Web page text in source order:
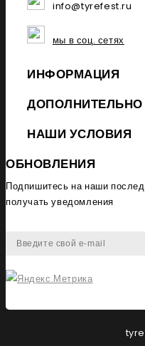
info@tyrefest.ru
мы в соц. сетях
ИНФОРМАЦИЯ
ДОПОЛНИТЕЛЬНО
НАШИ УСЛОВИЯ
ОБНОВЛЕНИЯ
Подпишитесь на наши
получать уведомления